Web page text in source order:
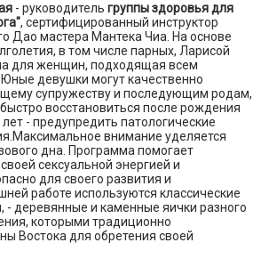
- руководитель группы здоровья для
, сертифицированный инструктор
Дао мастера Мантека Чиа. На основе
в том числе парных, Ларисой
для женщин, подходящая всем
девушки могут качественно
супружеству и последующим родам,
восстановиться после рождения
- предупредить патологические
внимание уделяется
дна. Программа помогает
сексуальной энергией и
для своего развития и
работе используются классические
деревянные и каменные яички разного
которыми традиционно
Востока для обретения своей